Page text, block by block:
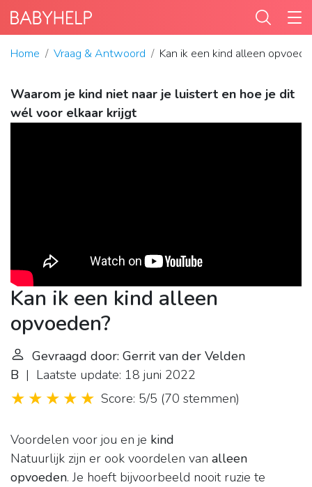
Home Vraag & Antwoord Kan ik een kind alleen
Waarom je kind niet naar je luistert en hoe je dit
wél voor elkaar krijgt
Kan ik een kind alleen
opvoeden?
Gevraagd door: Gerrit van der Velden
B | Laatste update: 18 juni 2022
Score: 5/5 (70 stemmen)
Voordelen voor jou en je kind
Natuurlijk zijn er ook voordelen van alleen
opvoeden. Je hoeft bijvoorbeeld nooit ruzie te